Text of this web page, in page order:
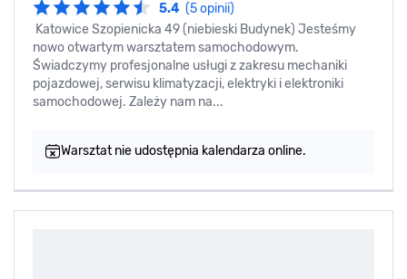
5.4 (5 opinii)
Katowice Szopienicka 49 (niebieski Budynek) Jesteśmy
nowo otwartym warsztatem samochodowym.
Świadczymy profesjonalne usługi z zakresu mechaniki
pojazdowej, serwisu klimatyzacji, elektryki i elektroniki
samochodowej. Zależy nam na...
Warsztat nie udostępnia kalendarza online.